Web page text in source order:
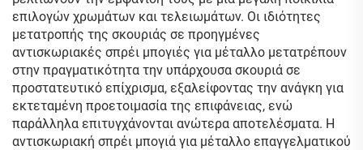
επιλογών χρωμάτων και τελειωμάτων. Οι ιδιότητες
μετατροπής της σκουριάς σε προηγμένες
αντισκωριακές σπρέι μπογιές για μέταλλο μετατρέπουν
στην πραγματικότητα την υπάρχουσα σκουριά σε
προστατευτικό επίχρισμα, εξαλείφοντας την ανάγκη για
εκτεταμένη προετοιμασία της επιφάνειας, ενώ
παράλληλα επιτυγχάνονται ανώτερα αποτελέσματα. Η
αντισκωριακή σπρέι μπογιά για μέταλλο επαγγελματικού